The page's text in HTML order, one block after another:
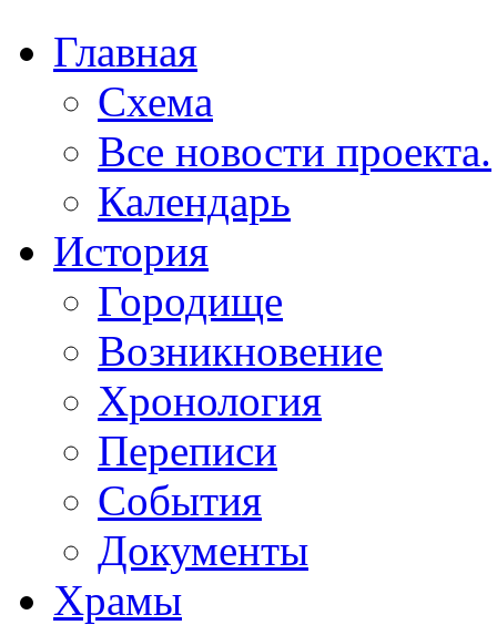
Главная
Схема
Все новости проекта.
Календарь
История
Городище
Возникновение
Хронология
Переписи
События
Документы
Храмы